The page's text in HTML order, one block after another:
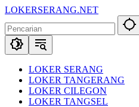
Langsung
konten
LOKERSERANG.NET
Lowongan
Kerja
Serang
SekitarnyaLOKER SERANG
LOKER TANGERANG
LOKER CILEGON
LOKER TANGSEL